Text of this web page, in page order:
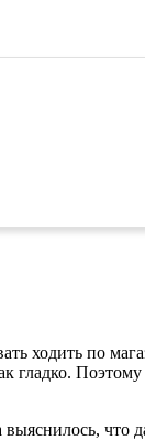
ходить по
Поэтому
выяснилось, что